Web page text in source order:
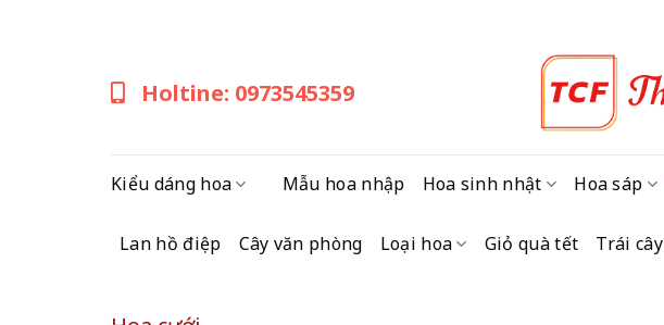
Holtine: 0973545359
Kiểu dáng hoa Mẫu hoa nhập Hoa sinh nhật Hoa sáp
Lan hồ điệp Cây văn phòng Loại hoa Giỏ quà tết Trái cây